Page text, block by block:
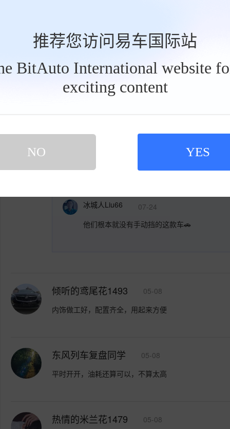
推荐您访问易车国际站
BitAuto International website
exciting content
NO YES
文子k5
07-10
此车外观设计美观，有冲击力，内饰要进行更改，一
我特么 5.99 我要是要不到我唯你是问 就这个 版本的
冰城人Liu66
07-24
他们根本就没有手动挡的这款车🚗
倾听的鸢尾花1493
05-08
内饰做工好，配置齐全，用起来方便
东风列车复盘同学
05-08
平时开开，油耗还算可以，不算太高
热情的米兰花1479
05-08